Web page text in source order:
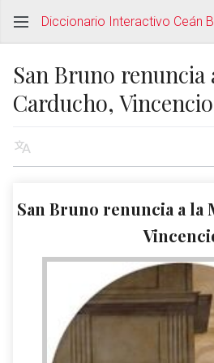
Diccionario Interactivo Ceán
San Bruno
Carducho, Vincencio
San Bruno renuncia a la